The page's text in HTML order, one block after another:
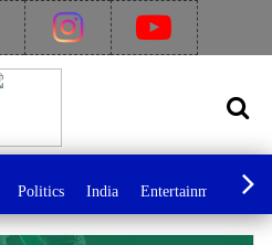
Politics India Entertainment